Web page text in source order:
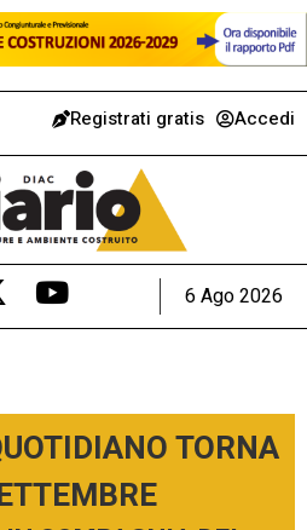
Registrati gratis Accedi
6 Ago 2026
TORNA